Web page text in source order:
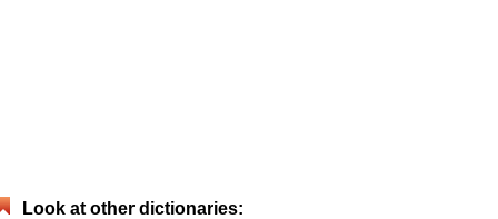
Look at other dictionaries: